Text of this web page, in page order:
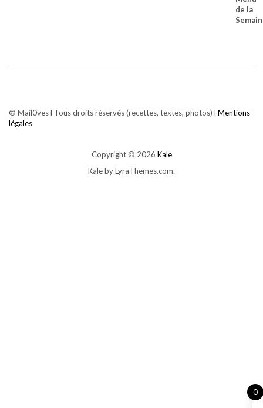
© Mail0ves l Tous droits réservés (recettes, textes, photos) l Mentions
légales
Copyright © 2026 Kale
Kaleby LyraThemes.com.
0